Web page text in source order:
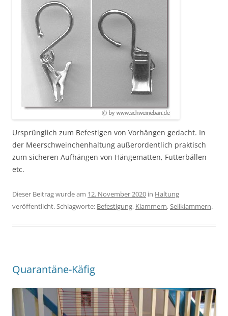
Ursprünglich zum Befestigen von Vorhängen gedacht. In
der Meerschweinchenhaltung außerordentlich praktisch
zum sicheren Aufhängen von Hängematten, Futterbällen
etc.
Dieser Beitrag wurde am 12. November 2020 in Haltung
veröffentlicht. Schlagworte: Befestigung, Klammern,Seilklammern.
Quarantäne-Käfig